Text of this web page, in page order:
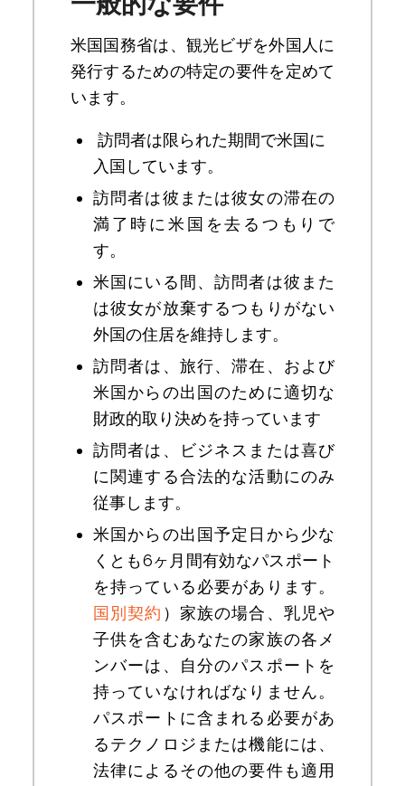
米国国務省は、観光ビザを外国人に
発行するための特定の要件を定めて
います。
訪問者は限られた期間で米国に
入国しています。
訪問者は彼または彼女の滞在の
満了時に米国を去るつもりで
す。
米国にいる間、訪問者は彼また
は彼女が放棄するつもりがない
外国の住居を維持します。
訪問者は、旅行、滞在、および
米国からの出国のために適切な
財政的取り決めを持っています
訪問者は、ビジネスまたは喜び
に関連する合法的な活動にのみ
従事します。
米国からの出国予定日から少な
くとも6ヶ月間有効なパスポート
を持っている必要があります。
国別契約 ）家族の場合、乳児や
子供を含むあなたの家族の各メ
ンバーは、自分のパスポートを
持っていなければなりません。
パスポートに含まれる必要があ
るテクノロジまたは機能には、
法律によるその他の要件も適用